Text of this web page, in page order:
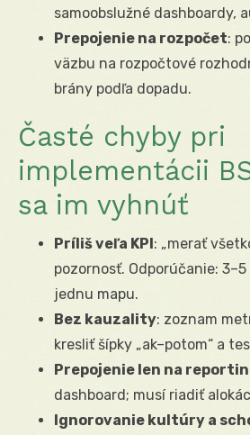
samoobslužné dashboardy,
Prepojenie na rozpočet:
väzbu na rozpočtové
brány podľa dopadu.
Časté chyby pri
implementácii
sa im vyhnúť
Príliš veľa KPI: „merať
pozornosť. Odporúčanie: 3–5
jednu mapu.
Bez kauzality: zoznam
kresliť šípky „ak–potom“ a
Prepojenie len na
dashboard; musí riadiť
Ignorovanie kultúry a